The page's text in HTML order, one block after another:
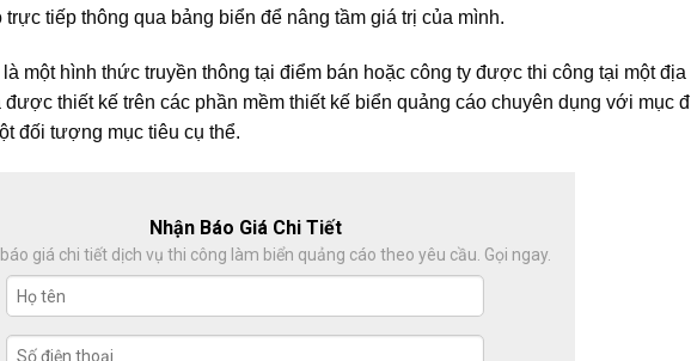
tiếp thông qua bảng biển để nâng tầm giá trị của mình.
một hình thức truyền thông tại điểm bán hoặc công ty được thi công tại một địa
thiết kế trên các phần mềm thiết kế biển quảng cáo chuyên dụng với mục
đối tượng mục tiêu cụ thể.
Nhận Báo Giá Chi Tiết
giá chi tiết dịch vụ thi công làm biển quảng cáo theo yêu cầu. Gọi ngay.